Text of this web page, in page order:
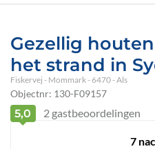
Gezellig
het strand in
Fiskervej - Mommark - 6470 - Als
Objectnr: 130-F09157
5,0 2gastbeoordelingen
7